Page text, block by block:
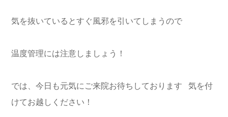
気を抜いているとすぐ風邪を引いてしまうので
温度管理には注意しましょう！
では、今日も元気にご来院お待ちしております 気を付
けてお越しください！